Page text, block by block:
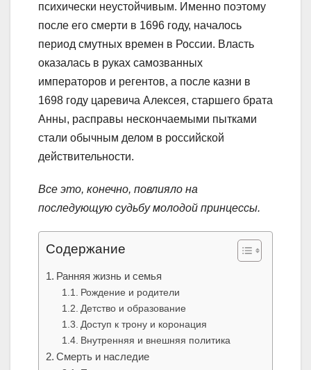
психически неустойчивым. Именно поэтому
после его смерти в 1696 году, началось
период смутных времен в России. Власть
оказалась в руках самозванных
императоров и регентов, а после казни в
1698 году царевича Алексея, старшего брата
Анны, расправы нескончаемыми пытками
стали обычным делом в российской
действительности.
Все это, конечно, повлияло на
последующую судьбу молодой принцессы.
Содержание
Ранняя жизнь и семья
Рождение и родители
Детство и образование
Доступ к трону и коронация
Внутренняя и внешняя политика
Смерть и наследие